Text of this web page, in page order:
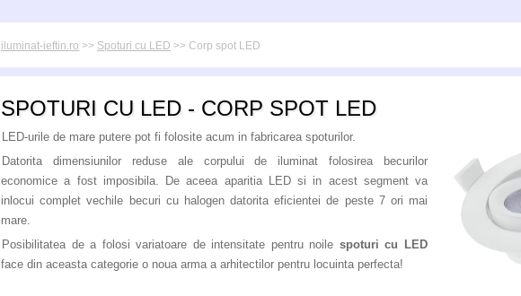
iluminat-ieftin.ro >> Spoturi cu LED >> Corp spot LED
SPOTURI CU LED - CORP SPOT LED
LED-urile de mare putere pot fi folosite acum in fabricarea spoturilor.
Datorita dimensiunilor reduse ale corpului de iluminat folosirea becurilor
economice a fost imposibila. De aceea aparitia LED si in acest segment va
inlocui complet vechile becuri cu halogen datorita eficientei de peste 7 ori mai
mare.
Posibilitatea de a folosi variatoare de intensitate pentru noile spoturi cu LED
face din aceasta categorie o noua arma a arhitectilor pentru locuinta perfecta!